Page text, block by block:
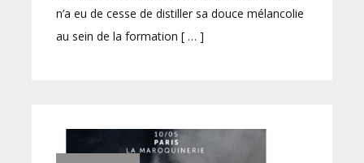
n’a eu de cesse de distiller sa douce mélancolie
au sein de la formation [ … ]